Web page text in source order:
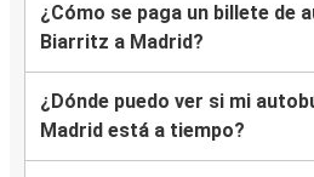
¿Cómo se paga un billete de
Biarritz a Madrid?
¿Dónde puedo ver si mi
Madrid está a tiempo?